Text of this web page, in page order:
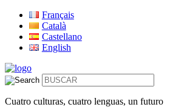
Français
Català
Castellano
English
Cuatro culturas, cuatro lenguas, un futuro